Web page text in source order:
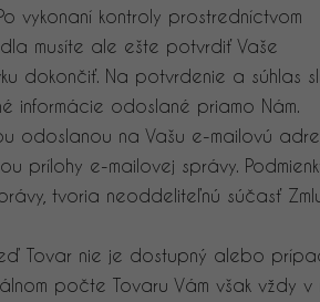
vykonaní kontroly prostredníctvom
musíte ale ešte potvrdiť Vaše
dokončiť. Na potvrdenie a súhlas
informácie odoslané priamo Nám.
odoslanou na Vašu e-mailovú
prílohy e-mailovej správy.
tvoria neoddeliteľnú súčasť
Tovar nie je dostupný alebo
počte Tovaru Vám však vždy v